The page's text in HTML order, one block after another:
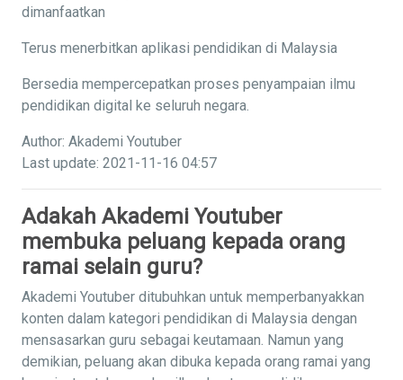
dimanfaatkan
Terus menerbitkan aplikasi pendidikan di Malaysia
Bersedia mempercepatkan proses penyampaian ilmu
pendidikan digital ke seluruh negara.
Author: Akademi Youtuber
Last update: 2021-11-16 04:57
Adakah Akademi Youtuber
membuka peluang kepada orang
ramai selain guru?
Akademi Youtuber ditubuhkan untuk memperbanyakkan
konten dalam kategori pendidikan di Malaysia dengan
mensasarkan guru sebagai keutamaan. Namun yang
demikian, peluang akan dibuka kepada orang ramai yang